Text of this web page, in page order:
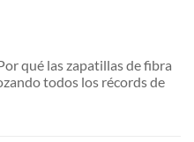
qué las zapatillas de fibra
todos los récords de